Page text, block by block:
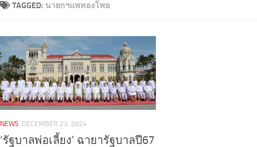
TAGGED: นายกฯแพทองโพย
NEWS DECEMBER 23, 2024
‘รัฐบาลพ่อเลี้ยง’ ฉายารัฐบาลปี67